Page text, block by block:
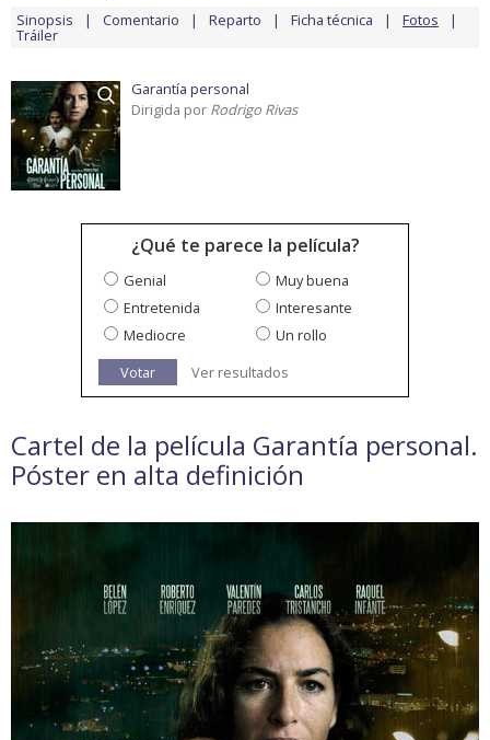
Sinopsis Comentario Reparto Ficha técnica Fotos
Tráiler
Garantía personal
Dirigida por Rodrigo Rivas
¿Qué te parece la película?
Genial
Muy buena
Entretenida
Interesante
Mediocre
Un rollo
Votar
Ver resultados
Cartel de la película Garantía personal.
Póster en alta definición